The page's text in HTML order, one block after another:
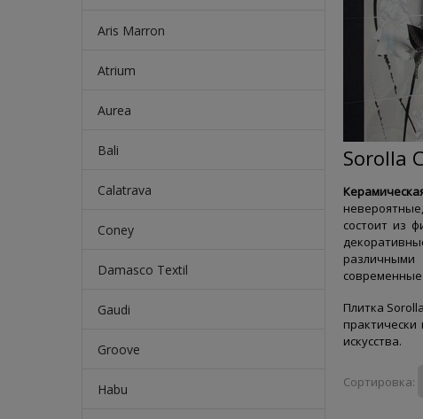
Aris Marron
Atrium
Aurea
Bali
Calatrava
Coney
Damasco Textil
Gaudi
Groove
Habu
Sorolla
состоит из
различными
Плитка
искусства.
Сортировка: